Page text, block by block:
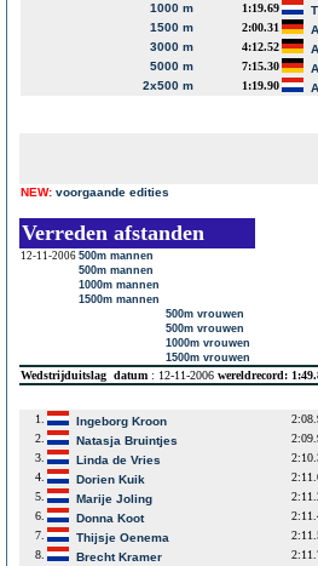
1000 m
1:19.69
1500 m
2:00.31
3000 m
4:12.52
5000 m
7:15.30
2x500 m
1:19.90
NEW: voorgaande edities
Verreden afstanden
12-11-2006 500m mannen
500m mannen
1000m mannen
1500m mannen
500m vrouwen
500m vrouwen
1000m vrouwen
1500m vrouwen
Wedstrijduitslag datum : 12-11-2006 wereldrecord:
1. Ingeborg Kroon
2.
Natasja Bruintjes
3.
Linda de Vries
4.
Dorien Kuik
5.
Marije Joling
6.
Donna Koot
7.
Thijsje Oenema
8.
Brecht Kramer